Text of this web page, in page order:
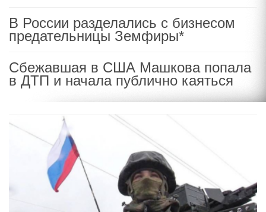
В России разделались с бизнесом
предательницы Земфиры*
Сбежавшая в США Машкова попала
в ДТП и начала публично каяться